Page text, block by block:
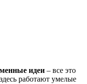
идеи – все это
работают умелые